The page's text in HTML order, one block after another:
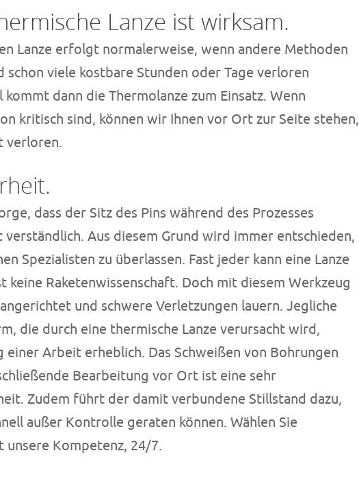
Lanze ist wirksam.
Lanze erfolgt normalerweise, wenn andere Methoden
schon viele kostbare Stunden oder Tage verloren
dann die Thermolanze zum Einsatz. Wenn
kritisch sind, können wir Ihnen vor Ort zur Seite stehen,
verloren.
dass der Sitz des Pins während des Prozesses
Aus diesem Grund wird immer entschieden,
Spezialisten zu überlassen. Fast jeder kann eine Lanze
keine Raketenwissenschaft. Doch mit diesem Werkzeug
und schwere Verletzungen lauern. Jegliche
die durch eine thermische Lanze verursacht wird,
Arbeit erheblich. Das Schweißen von Bohrungen
Bearbeitung vor Ort ist eine sehr
Zudem führt der damit verbundene Stillstand dazu,
außer Kontrolle geraten können. Wählen Sie
unsere Kompetenz, 24/7.